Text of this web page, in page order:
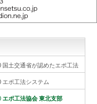
② 国土交通省が認めたエポ工法
④ エポ工法システム
⑥ エポ工法協会 東北支部